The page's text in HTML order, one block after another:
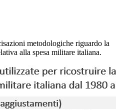
metodologiche riguardo la
alla spesa militare italiana.